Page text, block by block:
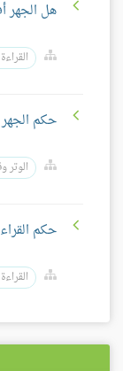
هل الجهر
حكم الجهر
الوتر
حكم